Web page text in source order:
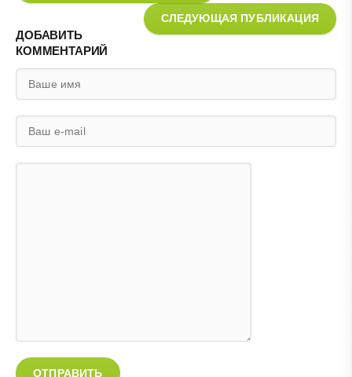
СЛЕДУЮЩАЯ ПУБЛИКАЦИЯ
ДОБАВИТЬ
КОММЕНТАРИЙ
ОТПРАВИТЬ